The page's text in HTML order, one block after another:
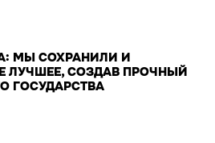
МЫ СОХРАНИЛИ И
ЛУЧШЕЕ, СОЗДАВ ПРОЧНЫЙ
ГОСУДАРСТВА